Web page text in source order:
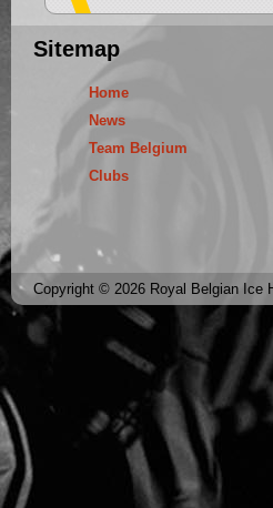
Sitemap
Home
News
Team Belgium
Clubs
Copyright © 2026 Royal Belgian Ice